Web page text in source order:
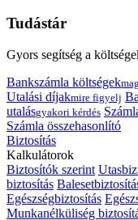
Tudástár
Gyors segítség a
Bankszámla költségek
Utalási díjakmire figyelj
utalásgyakori kérdés
Számla összehasonlító
Biztosítás
Kalkulátorok
Biztosítók szerint
biztosítás
Egészségbiztosítás
Munkanélküliség